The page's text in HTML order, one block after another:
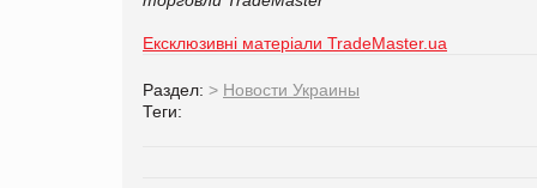
Ексклюзивні матеріали TradeMaster.ua
Раздел: > Новости Украины
Теги: